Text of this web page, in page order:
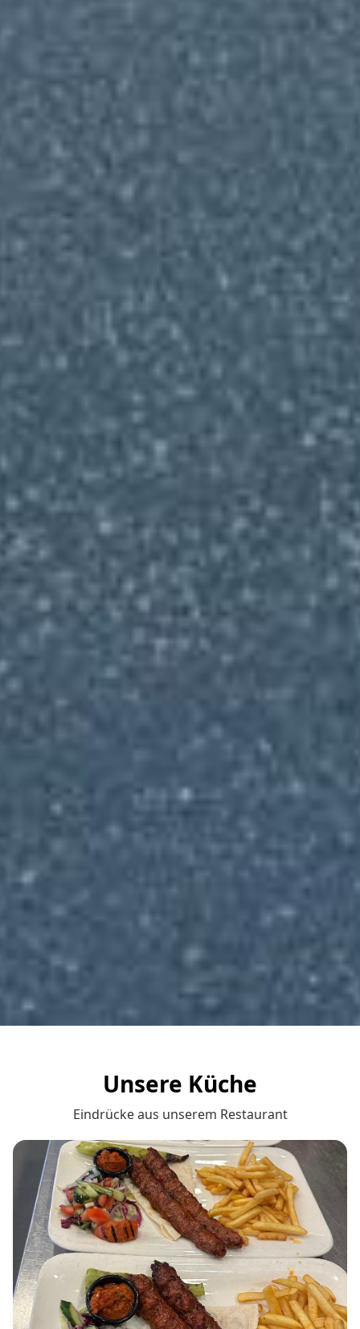
Unsere Küche
Eindrücke aus unserem Restaurant